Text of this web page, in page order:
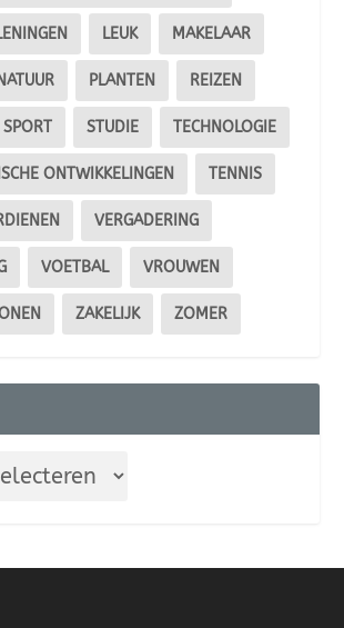
LEUK MAKELAAR
NATUUR PLANTEN REIZEN
SPORT STUDIE TECHNOLOGIE
ONTWIKKELINGEN TENNIS
VERGADERING
VOETBAL VROUWEN
ZAKELIJK ZOMER